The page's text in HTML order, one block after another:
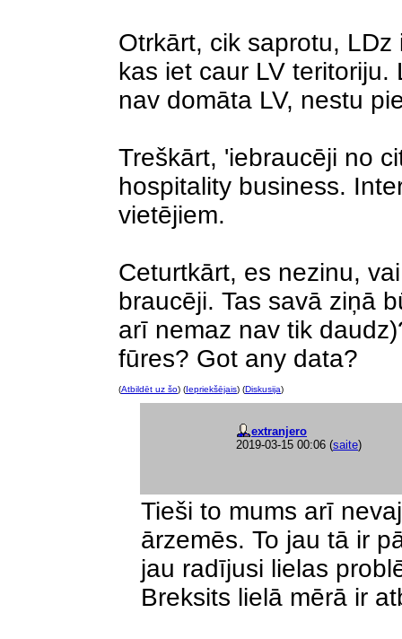
Otrkārt, cik saprotu,
kas iet caur LV
nav domāta LV, nestu
Treškārt, 'iebraucēji no
hospitality business.
vietējiem.
Ceturtkārt, es nezinu,
braucēji. Tas savā ziņā
arī nemaz nav tik
fūres? Got any data?
(Atbildēt uz šo) (Iepriekšējais) (Diskusija)
extranjero
2019-03-15 00:06 (saite)
Tieši to mums arī
ārzemēs. To jau tā ir
jau radījusi lielas
Breksits lielā mērā ir